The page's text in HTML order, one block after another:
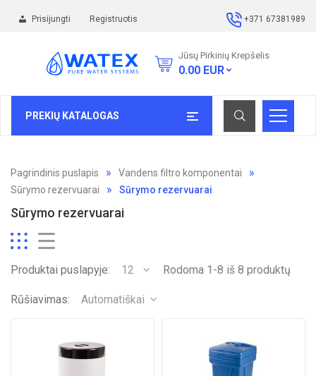
Prisijungti Registruotis +371 67381989
Jūsų Pirkinių Krepšelis
0.00 EUR
PREKIŲ KATALOGAS
Pagrindinis puslapis
Vandens filtro komponentai
Sūrymo rezervuarai
Sūrymo rezervuarai
Sūrymo rezervuarai
Produktai puslapyje: 12 Rodoma 1-8 iš 8 produktų
Rūšiavimas: Automatiškai